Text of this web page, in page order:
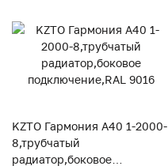
KZTO Гармония А40 1-2000-
8,трубчатый
радиатор,боковое